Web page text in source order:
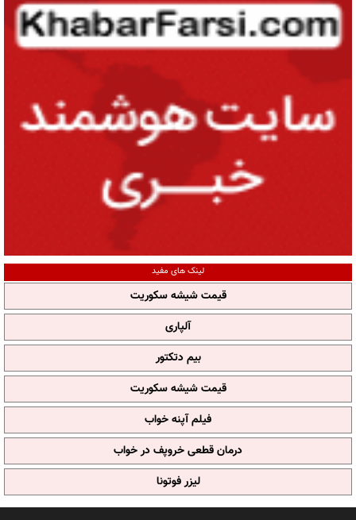
لینک های مفید
قیمت شیشه سکوریت
آلپاری
بیم دتکتور
قیمت شیشه سکوریت
فیلم آپنه خواب
درمان قطعی خروپف در خواب
لیزر فوتونا